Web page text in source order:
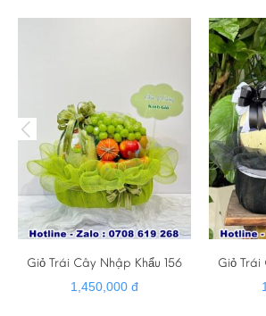
bánh kem hiện đại
➡️ Giao hàng tận nơi
➡️ Cảm ơn quý khách đã luôn tin
Giỏ Trái Cây Nhập Khẩu 156
1,450,000 đ
Giỏ Trái